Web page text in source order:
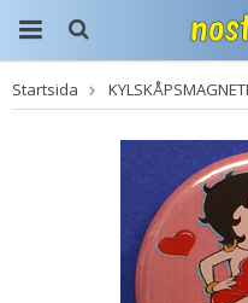
tillagd
Startsida